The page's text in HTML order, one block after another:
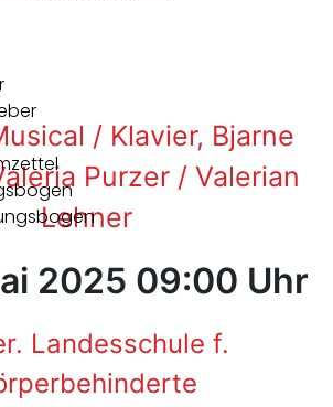
/ Klavier, Bjarne
Purzer / Valerian
Lehner
2025 09:00 Uhr
Landesschule f.